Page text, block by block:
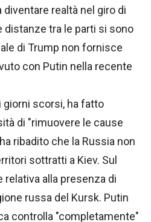
realtà nel giro di
tra le parti si sono
di Trump non fornisce
con Putin nella recente
giorni scorsi, ha fatto
di "rimuovere le cause
ribadito che la Russia non
sottratti a Kiev. Sul
relativa alla presenza di
russa del Kursk. Putin
controlla "completamente"